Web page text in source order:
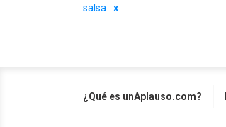
salsa
¿Qué es unAplauso.com?